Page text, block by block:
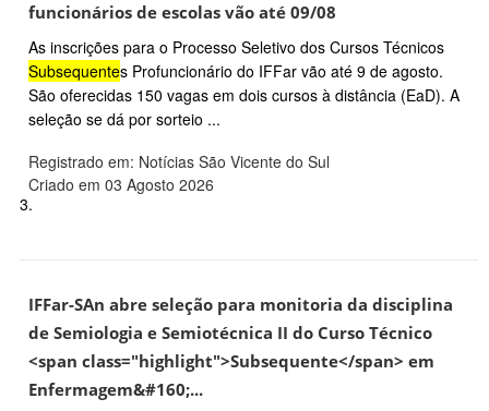
funcionários de escolas vão até 09/08
As inscrições para o Processo Seletivo dos Cursos Técnicos
Subsequentes Profuncionário do IFFar vão até 9 de agosto.
São oferecidas 150 vagas em dois cursos à distância (EaD). A
seleção se dá por sorteio ...
Registrado em: Notícias São Vicente do Sul
Criado em 03 Agosto 2026
3.
IFFar-SAn abre seleção para monitoria da disciplina
de Semiologia e Semiotécnica II do Curso Técnico
<span class="highlight">Subsequente</span> em
Enfermagem&#160;...